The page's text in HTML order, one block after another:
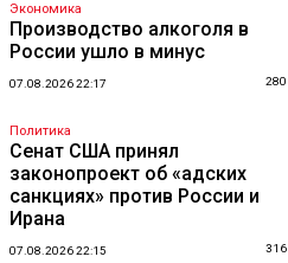
Экономика
Производство алкоголя в
России ушло в минус
07.08.2026 22:17 280
Политика
Сенат США принял
законопроект об «адских
санкциях» против России и
Ирана
07.08.2026 22:15 316